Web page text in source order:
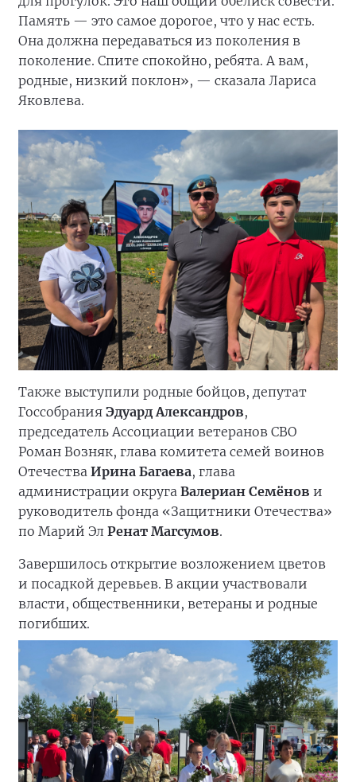
Память — это самое дорогое, что у нас есть.
Она должна передаваться из поколения в
поколение. Спите спокойно, ребята. А вам,
родные, низкий поклон», — сказала Лариса
Яковлева.
Также выступили родные бойцов, депутат
Госсобрания Эдуард Александров,
председатель Ассоциации ветеранов СВО
Роман Возняк, глава комитета семей воинов
Отечества Ирина Багаева, глава
администрации округа Валериан Семёнов и
руководитель фонда «Защитники Отечества»
по Марий Эл Ренат Магсумов.
Завершилось открытие возложением цветов
и посадкой деревьев. В акции участвовали
власти, общественники, ветераны и родные
погибших.